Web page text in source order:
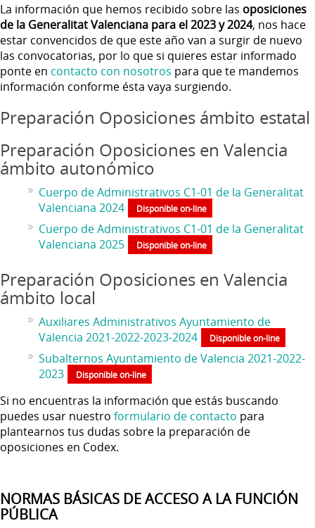
La información que hemos recibido sobre las oposiciones
de la Generalitat Valenciana para el 2023 y 2024, nos hace
estar convencidos de que este año van a surgir de nuevo
las convocatorias, por lo que si quieres estar informado
ponte en contacto con nosotros para que te mandemos
información conforme ésta vaya surgiendo.
Preparación Oposiciones ámbito estatal
Preparación Oposiciones en Valencia
ámbito autonómico
Cuerpo de Administrativos C1-01 de la Generalitat
Valenciana 2024
Disponible on-line
Cuerpo de Administrativos C1-01 de la Generalitat
Valenciana 2025
Disponible on-line
Preparación Oposiciones en Valencia
ámbito local
Auxiliares Administrativos Ayuntamiento de
Valencia 2021-2022-2023-2024
Disponible on-line
Subalternos Ayuntamiento de Valencia 2021-2022-
2023
Disponible on-line
Si no encuentras la información que estás buscando
puedes usar nuestro formulario de contacto para
plantearnos tus dudas sobre la preparación de
oposiciones en Codex.
NORMAS BÁSICAS DE ACCESO A LA FUNCIÓN
PÚBLICA